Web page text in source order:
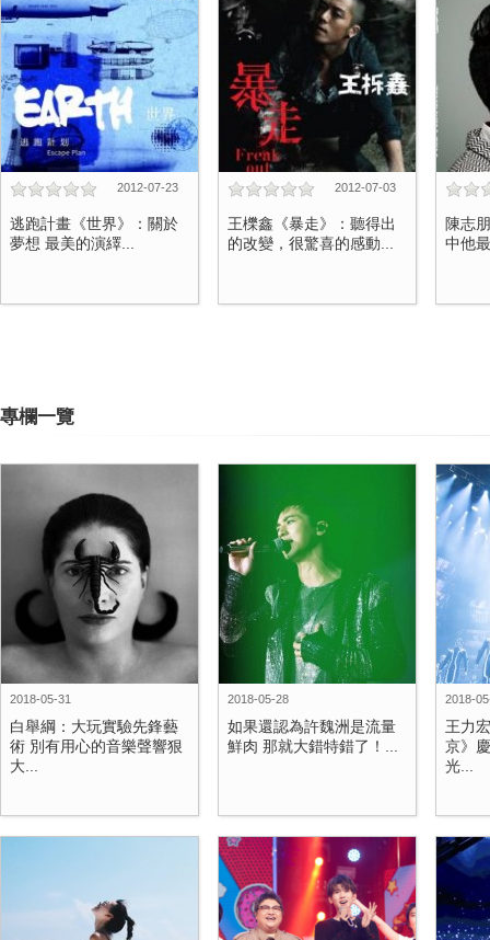
2012-07-23
逃跑計畫《世界》：關於
夢想 最美的演繹...
2012-07-03
王櫟鑫《暴走》：聽得出
的改變，很驚喜的感動...
陳志
中他
專欄一覽
2018-05-31
白舉綱：大玩實驗先鋒藝
術 別有用心的音樂聲響狠
大...
2018-05-28
如果還認為許魏洲是流量
鮮肉 那就大錯特錯了！...
2018-
王力
京》
光...